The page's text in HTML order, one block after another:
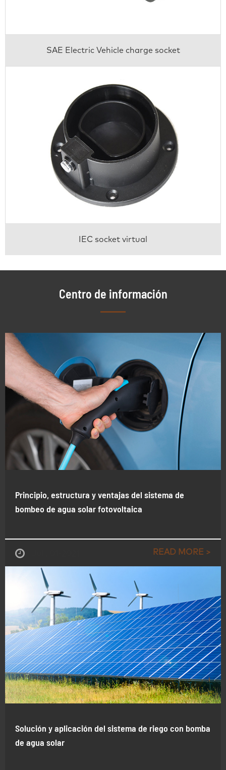
SAE Electric Vehicle charge socket
IEC socket virtual
Centro de información
Principio, estructura y ventajas del sistema de
bombeo de agua solar fotovoltaica
READ MORE >
Solución y aplicación del sistema de riego con bomba
de agua solar